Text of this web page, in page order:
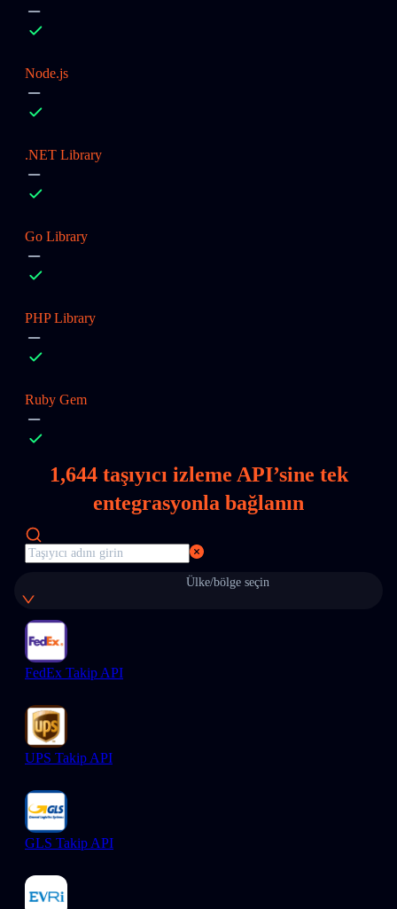
Node.js
.NET Library
Go Library
PHP Library
Ruby Gem
1,644taşıyıcı izleme API’sine tek
entegrasyonla bağlanın
Ülke/bölge seçin
FedEx Takip API
UPS Takip API
GLS Takip API